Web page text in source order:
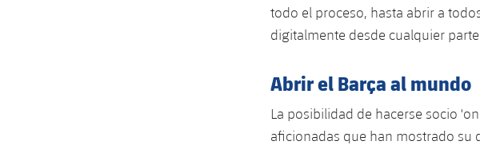
todo el proceso, hasta abrir a
digitalmente desde cualquier
Abrir el Barça al mundo
La posibilidad de hacerse socio
aficionadas que han mostrado su